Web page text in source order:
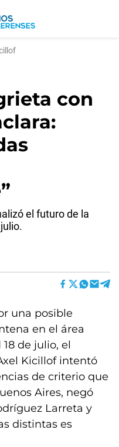
con
el futuro de la
una posible
en el área
de julio, el
Kicillof intentó
de criterio que
Aires, negó
Larreta y
distintas es